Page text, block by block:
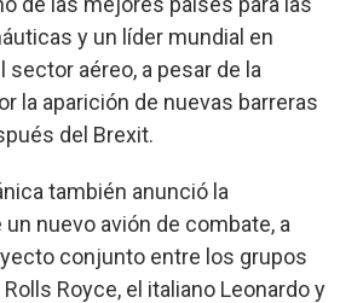
y un líder mundial en
sector aéreo, a pesar de la
la aparición de nuevas barreras
del Brexit.
también anunció la
nuevo avión de combate, a
conjunto entre los grupos
Royce, el italiano Leonardo y